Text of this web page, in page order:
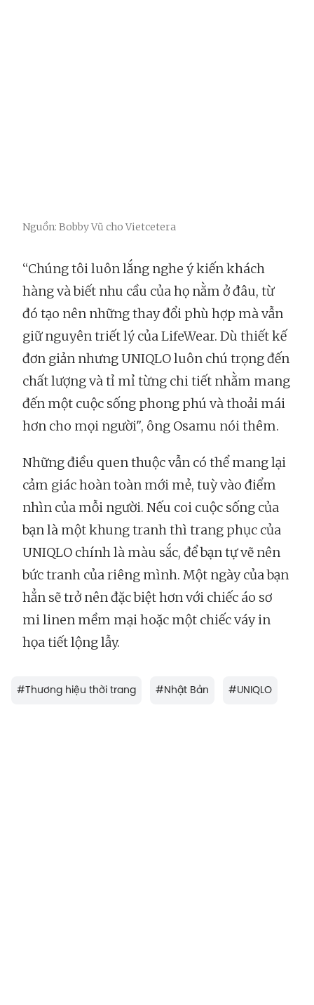
Nguồn: Bobby Vũ cho Vietcetera
“Chúng tôi luôn lắng nghe ý kiến khách
hàng và biết nhu cầu của họ nằm ở đâu, từ
đó tạo nên những thay đổi phù hợp mà vẫn
giữ nguyên triết lý của LifeWear. Dù thiết kế
đơn giản nhưng UNIQLO luôn chú trọng đến
chất lượng và tỉ mỉ từng chi tiết nhằm mang
đến một cuộc sống phong phú và thoải mái
hơn cho mọi người", ông Osamu nói thêm.
Những điều quen thuộc vẫn có thể mang lại
cảm giác hoàn toàn mới mẻ, tuỳ vào điểm
nhìn của mỗi người. Nếu coi cuộc sống của
bạn là một khung tranh thì trang phục của
UNIQLO chính là màu sắc, để bạn tự vẽ nên
bức tranh của riêng mình. Một ngày của bạn
hẳn sẽ trở nên đặc biệt hơn với chiếc áo sơ
mi linen mềm mại hoặc một chiếc váy in
họa tiết lộng lẫy.
#Thương hiệu thời trang #Nhật Bản #UNIQLO